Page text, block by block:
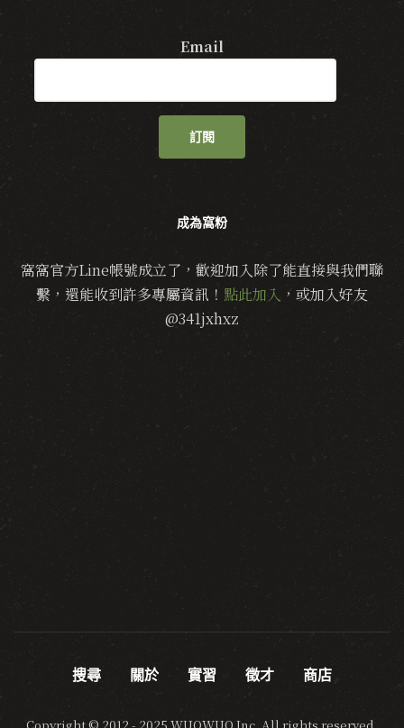
Email
訂閱
成為窩粉
窩窩官方Line帳號成立了，歡迎加入除了能直接與我們聯
繫，還能收到許多專屬資訊！ 點此加入 ，或加入好友
@341jxhxz
搜尋 關於 實習 徵才 商店